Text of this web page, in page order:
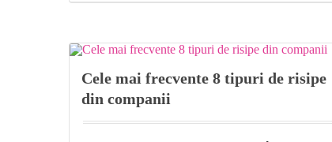
Cele mai frecvente 8 tipuri de risipe
din companii